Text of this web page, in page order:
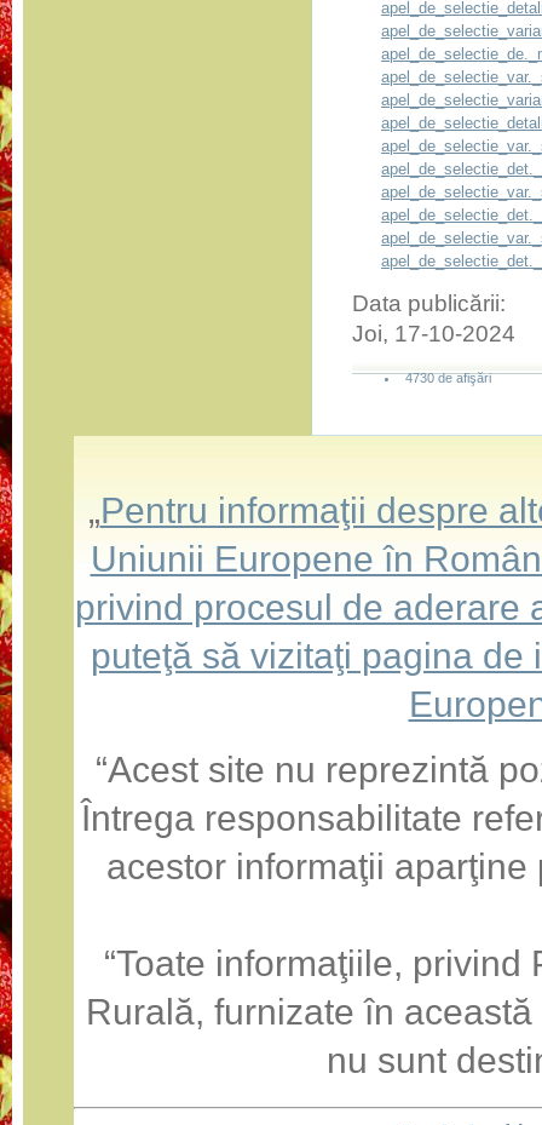
Data publicării:
Joi, 17-10-2024
4730 de afişări
„Pentru informaţii despre
Uniunii Europene în
privind procesul de aderare
puteţă să vizitaţi pagina
“Acest site nu reprezintă
Întrega responsabilitate
acestor informaţii
“Toate informaţiile,
Rurală, furnizate în
nu sunt